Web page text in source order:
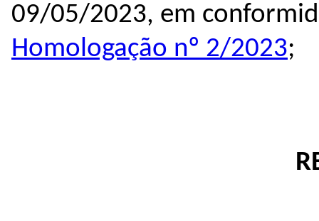
09/05/2023, em
Homologação nº 2/2023;